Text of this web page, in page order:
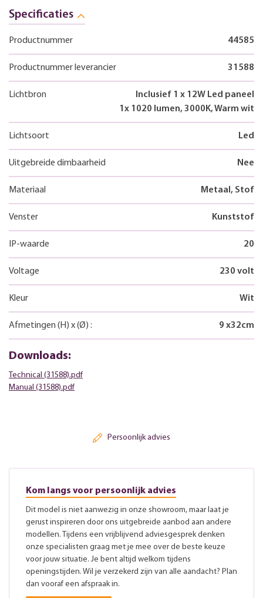
Specificaties
Productnummer 44585
Productnummer leverancier 31588
Lichtbron
Inclusief 1 x 12W Led paneel
1x 1020 lumen, 3000K, Warm wit
Lichtsoort Led
Uitgebreide dimbaarheid Nee
Materiaal Metaal, Stof
Venster Kunststof
IP-waarde 20
Voltage 230 volt
Kleur Wit
Afmetingen (H) x(Ø) : 9 x32cm
Downloads:
Technical (31588).pdf
Manual (31588).pdf
Persoonlijk advies
Kom langs voor persoonlijk advies
Dit model is niet aanwezig in onze showroom, maar laat je
gerust inspireren door ons uitgebreide aanbod aan andere
modellen. Tijdens een vrijblijvend adviesgesprek denken
onze specialisten graag met je mee over de beste keuze
voor jouw situatie. Je bent altijd welkom tijdens
openingstijden. Wil je verzekerd zijn van alle aandacht? Plan
dan vooraf een afspraak in.